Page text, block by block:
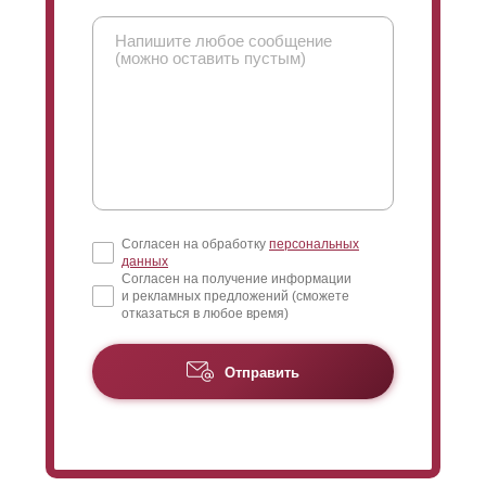
Согласен на обработку персональных
данных
Согласен на получение информации
и рекламных предложений (сможете
отказаться в любое время)
Отправить